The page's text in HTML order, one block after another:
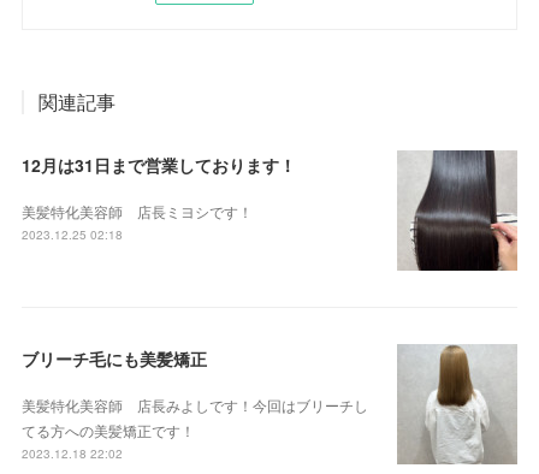
関連記事
12月は31日まで営業しております！
美髪特化美容師 店長ミヨシです！
2023.12.25 02:18
ブリーチ毛にも美髪矯正
美髪特化美容師 店長みよしです！今回はブリーチし
てる方への美髪矯正です！
2023.12.18 22:02